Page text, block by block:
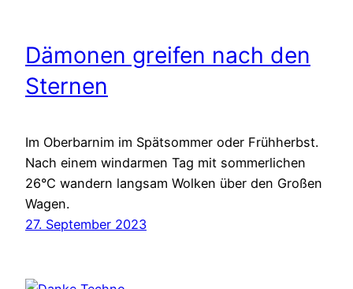
Dämonen greifen nach den
Sternen
Im Oberbarnim im Spätsommer oder Frühherbst.
Nach einem windarmen Tag mit sommerlichen
26°C wandern langsam Wolken über den Großen
Wagen.
27. September 2023